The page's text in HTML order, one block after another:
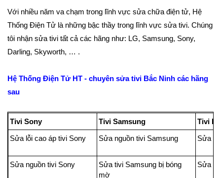
Với nhiều năm va chạm trong lĩnh vực sửa chữa điện tử, Hệ
Thống Điện Tử là những bậc thầy trong lĩnh vực sửa tivi. Chúng
tôi nhận sửa tivi tất cả các hãng như: LG, Samsung, Sony,
Darling, Skyworth, … .
Hệ Thống Điện Tử HT - chuyên sửa tivi Bắc Ninh các hãng
sau
Tivi Sony Tivi Samsung Tivi
Sửa lỗi cao áp tivi Sony Sửa nguồn tivi Samsung Sửa
Sửa nguồn tivi Sony
Sửa tivi Samsung bị bóng
mờ
Sửa